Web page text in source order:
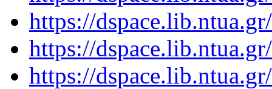
https://
https://
https://